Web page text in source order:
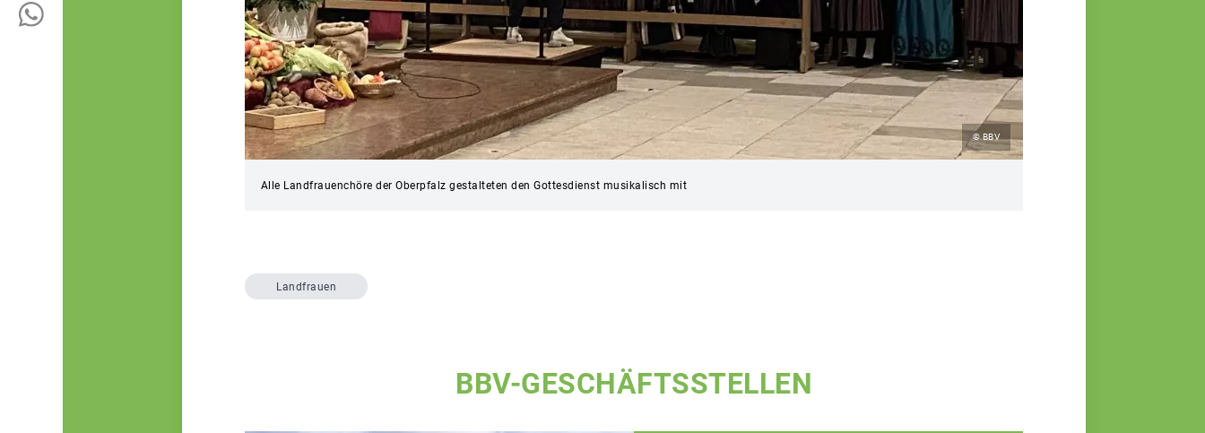
© BBV
Alle Landfrauenchöre der Oberpfalz gestalteten den Gottesdienst musikalisch mit
Landfrauen
BBV-GESCHÄFTSSTELLEN